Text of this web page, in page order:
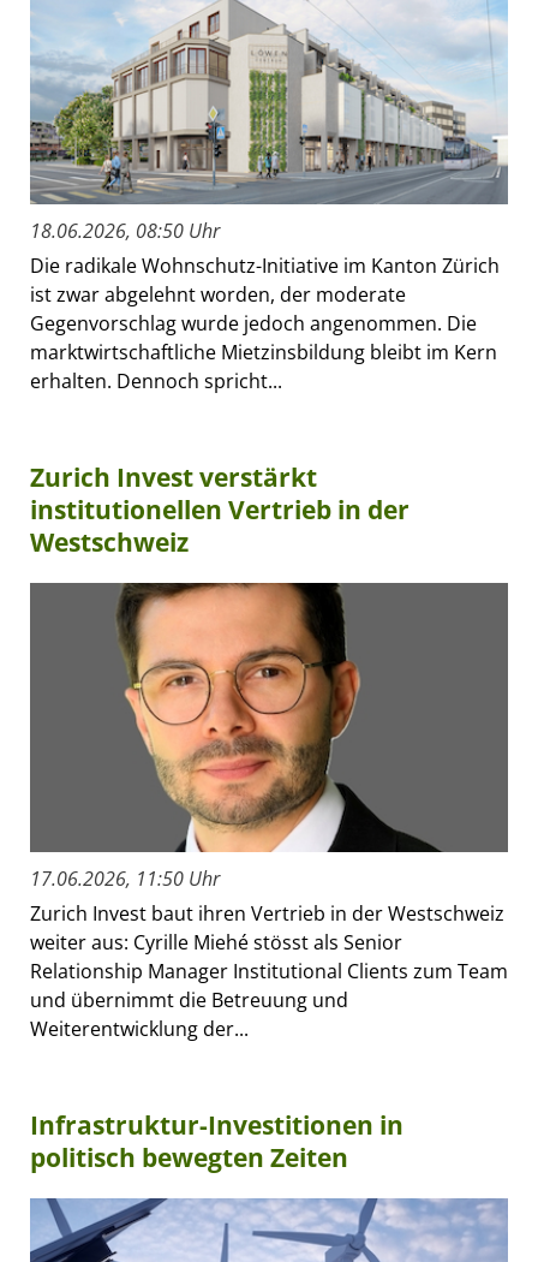
18.06.2026, 08:50 Uhr
Die radikale Wohnschutz-Initiative im Kanton Zürich
ist zwar abgelehnt worden, der moderate
Gegenvorschlag wurde jedoch angenommen. Die
marktwirtschaftliche Mietzinsbildung bleibt im Kern
erhalten. Dennoch spricht...
Zurich Invest verstärkt
institutionellen Vertrieb in der
Westschweiz
17.06.2026, 11:50 Uhr
Zurich Invest baut ihren Vertrieb in der Westschweiz
weiter aus: Cyrille Miehé stösst als Senior
Relationship Manager Institutional Clients zum Team
und übernimmt die Betreuung und
Weiterentwicklung der...
Infrastruktur-Investitionen in
politisch bewegten Zeiten